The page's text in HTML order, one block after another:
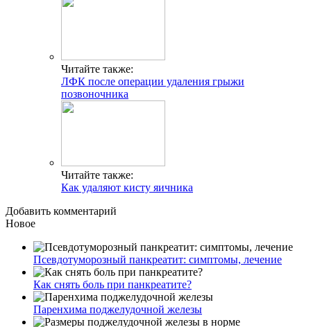
Читайте также:
ЛФК после операции удаления грыжи
позвоночника
Читайте также:
Как удаляют кисту яичника
Добавить комментарий
Новое
Псевдотуморозный панкреатит: симптомы, лечение
Как снять боль при панкреатите?
Паренхима поджелудочной железы